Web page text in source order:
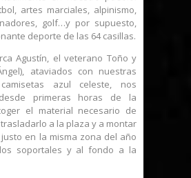
artes marciales, alpinismo,
golf…y por supuesto,
deporte de las 64 casillas.
Agustín, el veterano Toño y
ataviados con nuestras
azul celeste, nos
primeras horas de la
el material necesario de
a la plaza y a montar
en la misma zona del año
soportales y al fondo a la